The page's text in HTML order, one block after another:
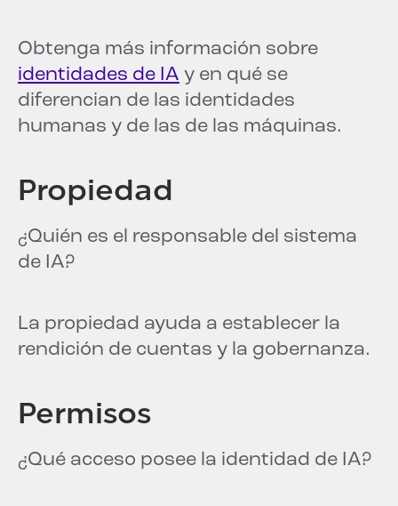
Obtenga más información sobre
identidades de IA y en qué se
diferencian de las identidades
humanas y de las de las máquinas.
Propiedad
¿Quién es el responsable del sistema
de IA?
La propiedad ayuda a establecer la
rendición de cuentas y la gobernanza.
Permisos
¿Qué acceso posee la identidad de IA?